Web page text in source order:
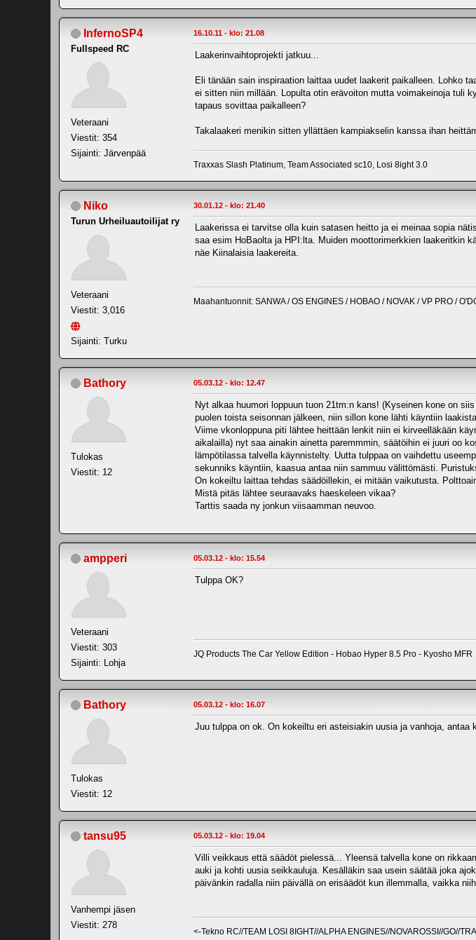
InfernoSP4
Fullspeed RC
Veteraani
Viestit: 354
Sijainti: Järvenpää
16.10.11 - klo: 21.08
Laakerinvaihtoprojekti jatkuu...
Eli tänään sain inspiraation laittaa uudet laakerit paikalleen. Lohko
ei sitten niin millään. Lopulta otin erävoiton mutta voimakeinoja tuli
tapaus sovittaa paikalleen?
Takalaakeri menikin sitten yllättäen kampiakselin kanssa ihan
Traxxas Slash Platinum, Team Associated sc10, Losi 8ight 3.0
Niko
Turun Urheiluautoilijat ry
Veteraani
Viestit: 3,016
Sijainti: Turku
30.01.12 - klo: 21.40
Laakerissa ei tarvitse olla kuin satasen heitto ja ei meinaa sopia
saa esim HoBaolta ja HPI:lta. Muiden moottorimerkkien laakeritkin
näe Kiinalaisia laakereita.
Maahantuonnit: SANWA / OS ENGINES / HOBAO / NOVAK / VP PRO /
Bathory
Tulokas
Viestit: 12
05.03.12 - klo: 12.47
Nyt alkaa huumori loppuun tuon 21tm:n kans! (Kyseinen kone on
puolen toista seisonnan jälkeen, niin sillon kone lähti käyntiin
Viime vkonloppuna piti lähtee heittään lenkit niin ei kirveelläkään
aikalailla) nyt saa ainakin ainetta paremmmin, säätöihin ei juuri oo
lämpötilassa talvella käynnistelty. Uutta tulppaa on vaihdettu
sekunniks käyntiin, kaasua antaa niin sammuu välittömästi.
On kokeiltu laittaa tehdas säädöillekin, ei mitään vaikutusta.
Mistä pitäs lähtee seuraavaks haeskeleen vikaa?
Tarttis saada ny jonkun viisaamman neuvoo.
ampperi
Veteraani
Viestit: 303
Sijainti: Lohja
05.03.12 - klo: 15.54
Tulppa OK?
JQ Products The Car Yellow Edition - Hobao Hyper 8.5 Pro - Kyosho MFR
Bathory
Tulokas
Viestit: 12
05.03.12 - klo: 16.07
Juu tulppa on ok. On kokeiltu eri asteisiakin uusia ja vanhoja, antaa
tansu95
Vanhempi jäsen
Viestit: 278
05.03.12 - klo: 19.04
Villi veikkaus että säädöt pielessä... Yleensä talvella kone on
auki ja kohti uusia seikkauluja. Kesälläkin saa usein säätää joka
päivänkin radalla niin päivällä on erisäädöt kun illemmalla, vaikka
<-Tekno RC//TEAM LOSI 8IGHT//ALPHA ENGINES//NOVAROSSI//GO//